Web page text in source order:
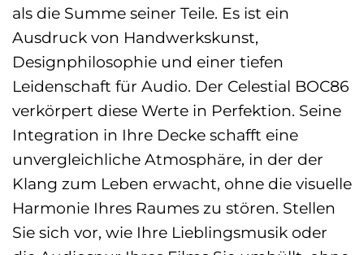
als die Summe seiner Teile. Es ist ein
Ausdruck von Handwerkskunst,
Designphilosophie und einer tiefen
Leidenschaft für Audio. Der Celestial BOC86
verkörpert diese Werte in Perfektion. Seine
Integration in Ihre Decke schafft eine
unvergleichliche Atmosphäre, in der der
Klang zum Leben erwacht, ohne die visuelle
Harmonie Ihres Raumes zu stören. Stellen
Sie sich vor, wie Ihre Lieblingsmusik oder